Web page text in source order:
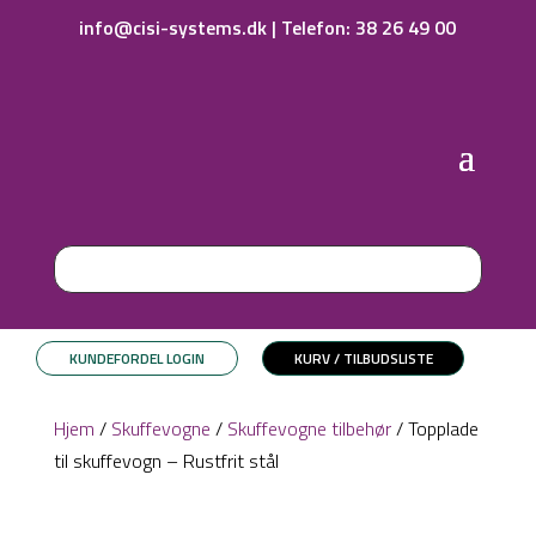
info@cisi-systems.dk | Telefon: 38 26 49 00
KUNDEFORDEL LOGIN KURV / TILBUDSLISTE
Hjem / Skuffevogne / Skuffevogne tilbehør/ Topplade
til skuffevogn – Rustfrit stål